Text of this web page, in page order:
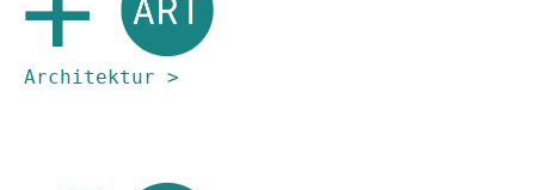
Architektur >